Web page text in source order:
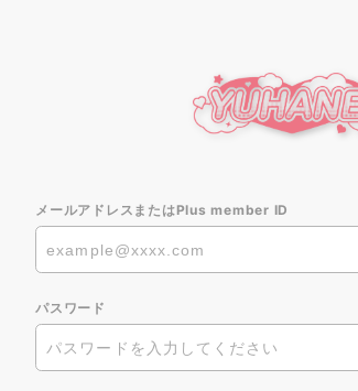
メールアドレスまたはPlus member ID
パスワード